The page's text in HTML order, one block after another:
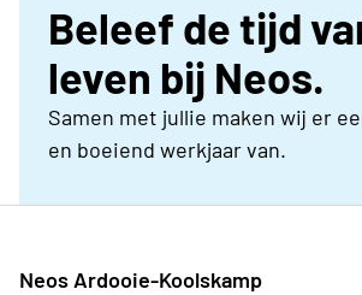
Beleef de tijd
leven bij Neos.
Samen met jullie maken wij er
en boeiend werkjaar van.
Neos Ardooie-Koolskamp